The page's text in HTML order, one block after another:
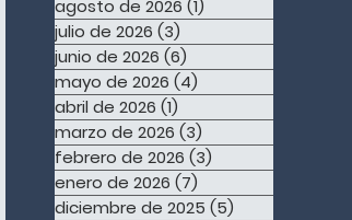
agosto de 2026 (1)
julio de 2026 (3)
junio de 2026 (6)
mayo de 2026 (4)
abril de 2026 (1)
marzo de 2026 (3)
febrero de 2026 (3)
enero de 2026 (7)
diciembre de 2025 (5)